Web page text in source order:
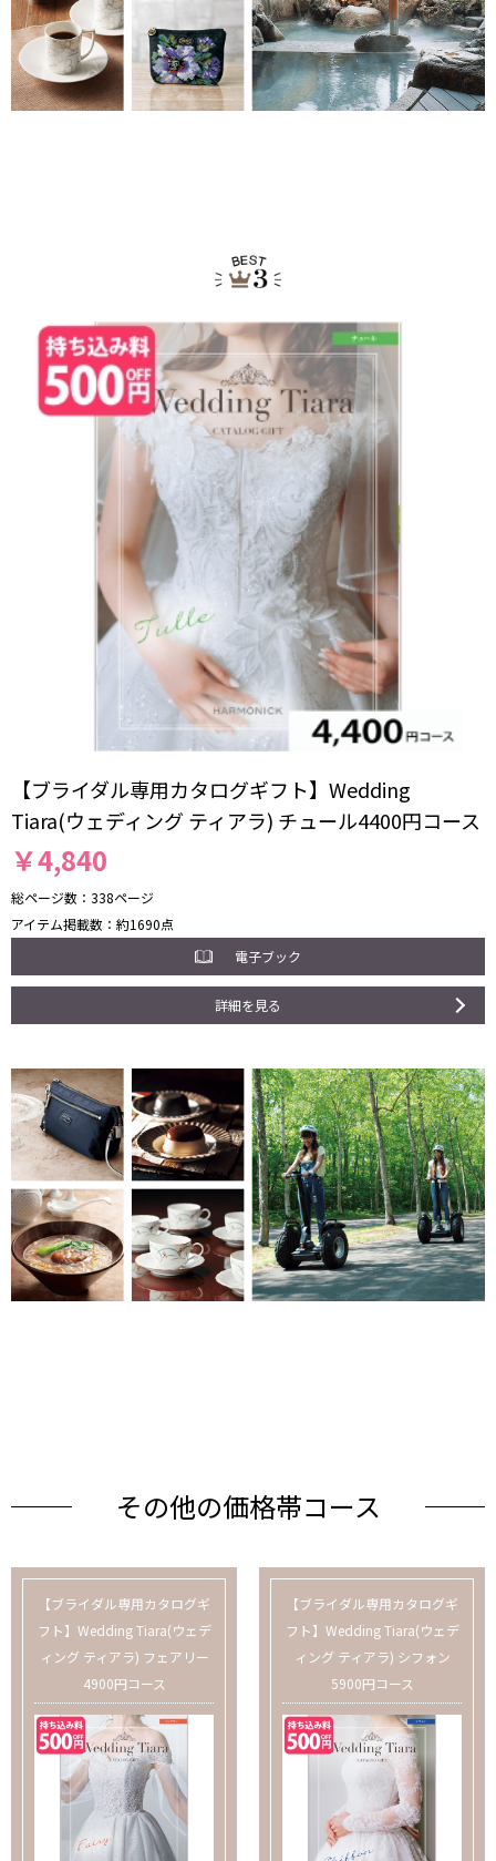
【ブライダル専用カタログギフト】Wedding
Tiara(ウェディング ティアラ) チュール4400円コース
￥4,840
総ページ数
338ページ
アイテム掲載数
約1690点
電子ブック
詳細を見る
その他の価格帯コース
【ブライダル専用カタログギ
フト】Wedding Tiara(ウェデ
ィング ティアラ) フェアリー
4900円コース
【ブライダル専用カタログギ
フト】Wedding Tiara(ウェデ
ィング ティアラ) シフォン
5900円コース